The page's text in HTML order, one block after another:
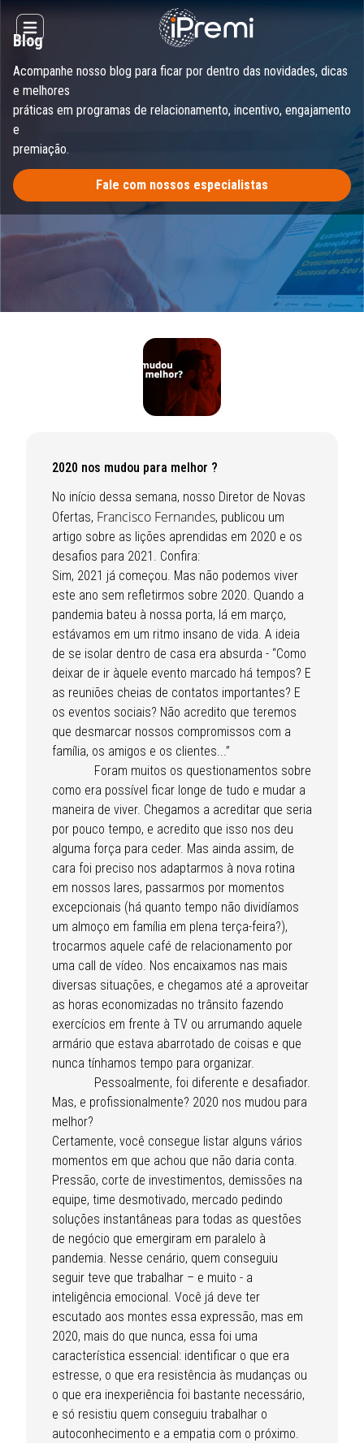
content
Blog
Acompanhe nosso blog para ficar por dentro das novidades, dicas
e melhores
práticas em programas de relacionamento, incentivo, engajamento
e
premiação.
Fale com nossos especialistas
Open main menu
2020 nos mudou para melhor ?
No início dessa semana, nosso Diretor de Novas
Ofertas, Francisco Fernandes, publicou um
artigo sobre as lições aprendidas em 2020 e os
desafios para 2021. Confira:
Sim, 2021 já começou. Mas não podemos viver
este ano sem refletirmos sobre 2020. Quando a
pandemia bateu à nossa porta, lá em março,
estávamos em um ritmo insano de vida. A ideia
de se isolar dentro de casa era absurda - “Como
deixar de ir àquele evento marcado há tempos? E
as reuniões cheias de contatos importantes? E
os eventos sociais? Não acredito que teremos
que desmarcar nossos compromissos com a
família, os amigos e os clientes...”
Foram muitos os questionamentos sobre
como era possível ficar longe de tudo e mudar a
maneira de viver. Chegamos a acreditar que seria
por pouco tempo, e acredito que isso nos deu
alguma força para ceder. Mas ainda assim, de
cara foi preciso nos adaptarmos à nova rotina
em nossos lares, passarmos por momentos
excepcionais (há quanto tempo não dividíamos
um almoço em família em plena terça-feira?),
trocarmos aquele café de relacionamento por
uma call de vídeo. Nos encaixamos nas mais
diversas situações, e chegamos até a aproveitar
as horas economizadas no trânsito fazendo
exercícios em frente à TV ou arrumando aquele
armário que estava abarrotado de coisas e que
nunca tínhamos tempo para organizar.
Pessoalmente, foi diferente e desafiador.
Mas, e profissionalmente? 2020 nos mudou para
melhor?
Certamente, você consegue listar alguns vários
momentos em que achou que não daria conta.
Pressão, corte de investimentos, demissões na
equipe, time desmotivado, mercado pedindo
soluções instantâneas para todas as questões
de negócio que emergiram em paralelo à
pandemia. Nesse cenário, quem conseguiu
seguir teve que trabalhar – e muito - a
inteligência emocional. Você já deve ter
escutado aos montes essa expressão, mas em
2020, mais do que nunca, essa foi uma
característica essencial: identificar o que era
estresse, o que era resistência às mudanças ou
o que era inexperiência foi bastante necessário,
e só resistiu quem conseguiu trabalhar o
autoconhecimento e a empatia com o próximo.